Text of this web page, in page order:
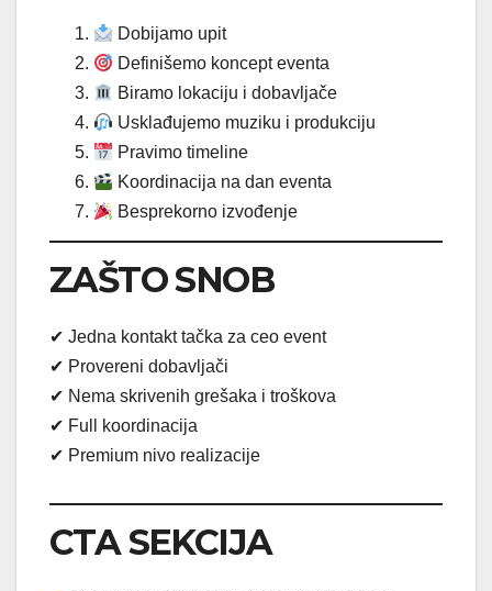
Dobijamo upit
Definišemo koncept eventa
Biramo lokaciju i dobavljače
Usklađujemo muziku i produkciju
Pravimo timeline
Koordinacija na dan eventa
Besprekorno izvođenje
ZAŠTO SNOB
✔ Jedna kontakt tačka za ceo event
✔ Provereni dobavljači
✔ Nema skrivenih grešaka i troškova
✔ Full koordinacija
✔ Premium nivo realizacije
CTA SEKCIJA